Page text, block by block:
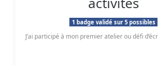
1 badge validé sur 5 possibles
J’ai participé à mon premier atelier ou défi